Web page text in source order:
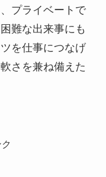
プライベートで
難な出来事にも
を仕事につなげ
さを兼ね備えた